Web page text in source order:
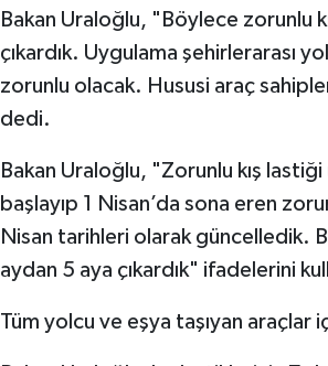
Bakan Uraloğlu, "Böylece zorunlu
çıkardık. Uygulama şehirlerarası
zorunlu olacak. Hususi araç
dedi.
Bakan Uraloğlu, "Zorunlu kış
başlayıp 1 Nisan’da sona eren
Nisan tarihleri olarak güncelledik.
aydan 5 aya çıkardık" ifadelerini
Tüm yolcu ve eşya taşıyan araçlar